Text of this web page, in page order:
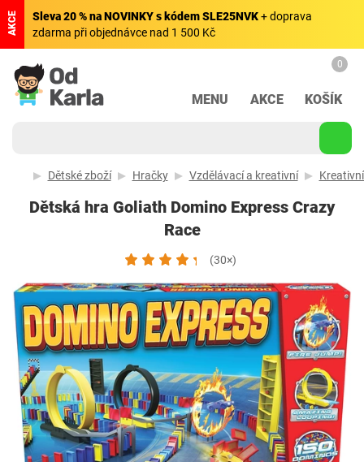
AKCE Sleva 20 % na NOVINKY s kódem SLE25NVK+ doprava
zdarma při objednávce nad 1 500 Kč
MENU AKCE
0
KOŠÍK
Dětské zboží Hračky Vzdělávací a kreativní
Dětská hra Goliath Domino Express Crazy
Race
(30×)